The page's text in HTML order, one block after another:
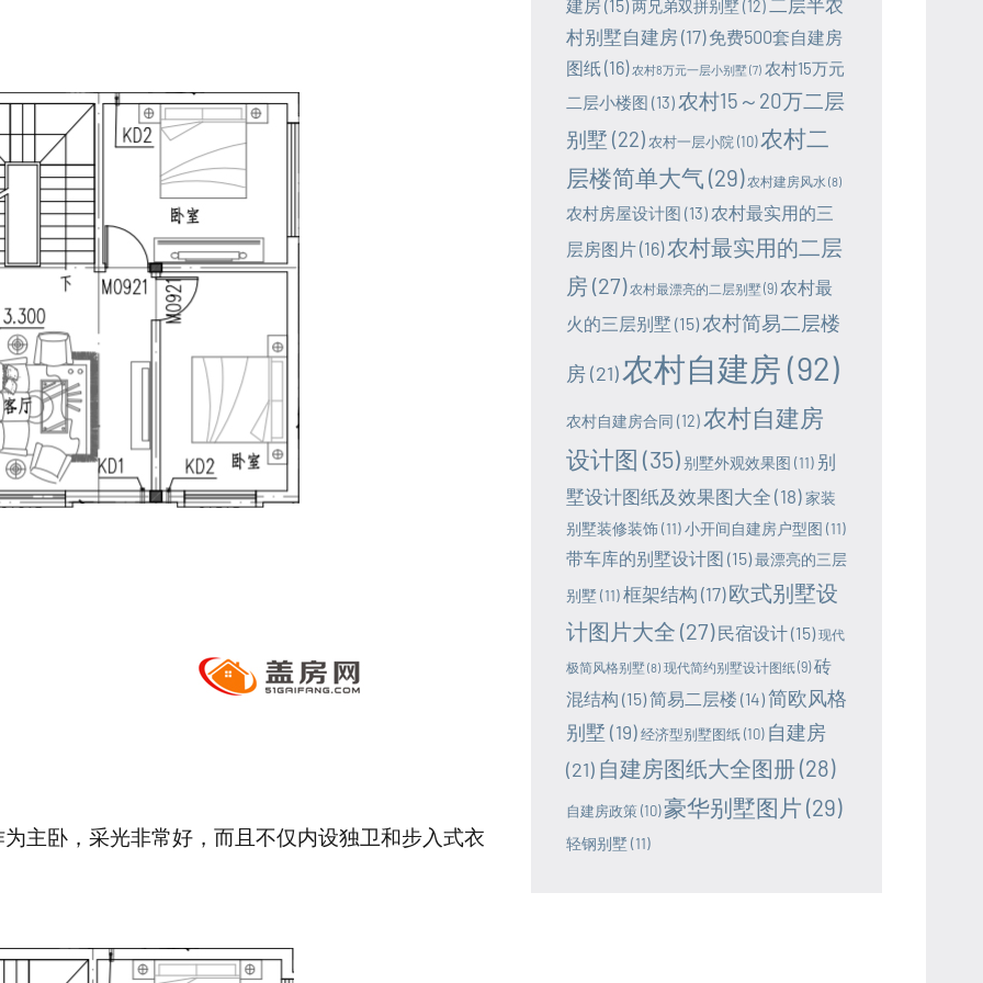
主卧，采光非常好，而且不仅内设独卫和步入式衣
建房(15)两兄弟双拼别墅 (12) 二层半农
村别墅自建房(17) 免费500套自建房
图纸(16) 农村8万元一层小别墅(7) 农村15万元
二层小楼图 (13)农村15～20万二层
别墅 (22) 农村一层小院 (10)农村二
层楼简单大气 (29) 农村建房风水 (8)
农村房屋设计图 (13) 农村最实用的三
层房图片(16)农村最实用的二层
房 (27) 农村最漂亮的二层别墅(9) 农村最
火的三层别墅 (15)农村简易二层楼
房(21)农村自建房 (92)
农村自建房合同 (12) 农村自建房
设计图 (35) 别墅外观效果图 (11) 别
墅设计图纸及效果图大全 (18)家装
别墅装修装饰(11)小开间自建房户型图 (11)
带车库的别墅设计图 (15)最漂亮的三层
别墅 (11)框架结构 (17) 欧式别墅设
计图片大全 (27) 民宿设计(15) 现代
极简风格别墅(8) 现代简约别墅设计图纸(9) 砖
混结构 (15)简易二层楼 (14)简欧风格
别墅 (19)经济型别墅图纸(10) 自建房
(21) 自建房图纸大全图册 (28)
自建房政策(10)豪华别墅图片 (29)
轻钢别墅 (11)